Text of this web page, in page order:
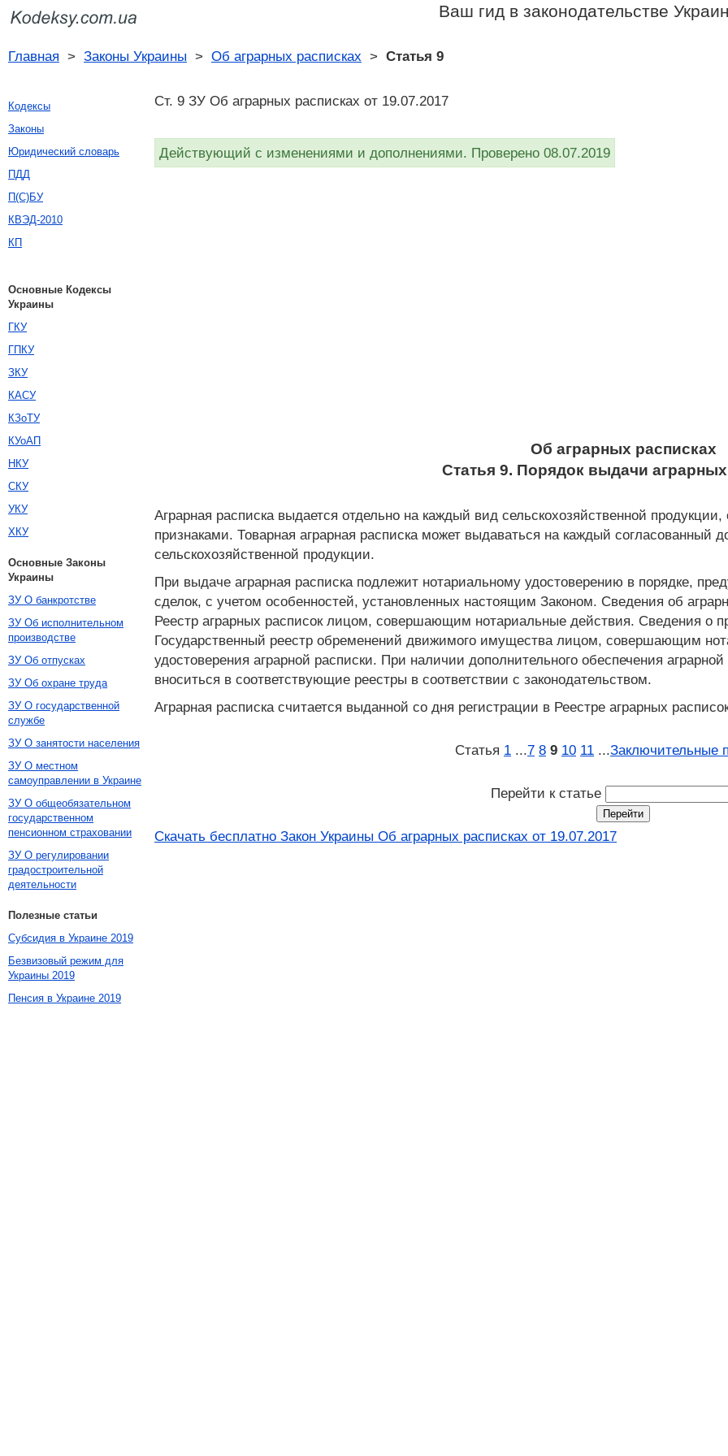
Ваш гид в законодательстве
Главная > Законы Украины > Об аграрных расписках > Статья 9
Ст. 9 ЗУ Об аграрных расписках от 19.07.2017
Действующий с изменениями и дополнениями. Проверено 08.07.2019
Об аграрных расписках
Статья 9. Порядок выдачи
Аграрная расписка выдается отдельно на каждый вид сельскохозяйственной
признаками. Товарная аграрная расписка может выдаваться на каждый согласованный
сельскохозяйственной продукции.
При выдаче аграрная расписка подлежит нотариальному удостоверению в порядке,
сделок, с учетом особенностей, установленных настоящим Законом. Сведения об
Реестр аграрных расписок лицом, совершающим нотариальные действия. Сведения о
Государственный реестр обременений движимого имущества лицом, совершающим
удостоверения аграрной расписки. При наличии дополнительного обеспечения
вноситься в соответствующие реестры в соответствии с законодательством.
Аграрная расписка считается выданной со дня регистрации в Реестре аграрных
Статья 1 ...7 8 9 10 11 ...Заключительные
Перейти к статье
Скачать бесплатно Закон Украины Об аграрных расписках от 19.07.2017
Кодексы
Законы
Юридический словарь
ПДД
П(С)БУ
КВЭД-2010
КП
Основные Кодексы
Украины
ГКУ
ГПКУ
ЗКУ
КАСУ
КЗоТУ
КУоАП
НКУ
СКУ
УКУ
ХКУ
Основные Законы
Украины
ЗУ О банкротстве
ЗУ Об исполнительном
производстве
ЗУ Об отпусках
ЗУ Об охране труда
ЗУ О государственной
службе
ЗУ О занятости населения
ЗУ О местном
самоуправлении в Украине
ЗУ О общеобязательном
государственном
пенсионном страховании
ЗУ О регулировании
градостроительной
деятельности
Полезные статьи
Субсидия в Украине 2019
Безвизовый режим для
Украины 2019
Пенсия в Украине 2019